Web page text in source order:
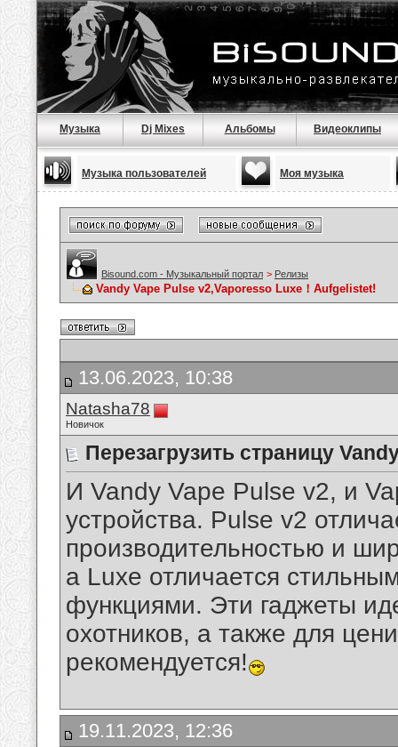
Музыка Dj Mixes Альбомы Видеоклипы
Музыка пользователей Моя музыка
Bisound.com - Музыкальный портал > Релизы
Vandy Vape Pulse v2,Vaporesso Luxe！Aufgelistet!
13.06.2023, 10:38
Natasha78
Новичок
Перезагрузить страницу
И Vandy Vape Pulse v2, и
устройства. Pulse v2
производительностью и
а Luxe отличается
функциями. Эти гаджеты
охотников, а также для
рекомендуется!
19.11.2023, 12:36